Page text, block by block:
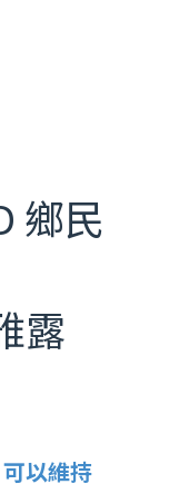
鄉民
露
以維持